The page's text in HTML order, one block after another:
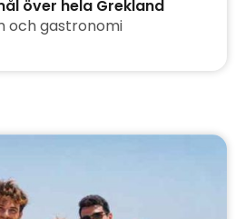
över hela Grekland
och gastronomi